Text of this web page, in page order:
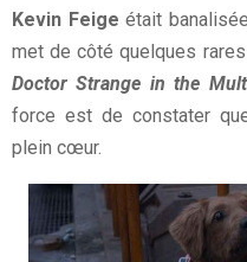
Kevin Feige était
met de côté quelques
Doctor Strange in the
force est de constater
plein cœur.